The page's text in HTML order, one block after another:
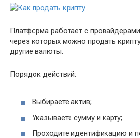
Платформа работает с
через которых можно продать
другие валюты.
Порядок действий:
Выбираете актив;
Указываете сумму и карту;
Проходите идентификацию и